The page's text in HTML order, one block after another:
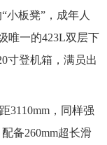
小板凳”，成年人
唯一的423L双层下
寸登机箱，满员出
3110mm，同样强
备260mm超长滑